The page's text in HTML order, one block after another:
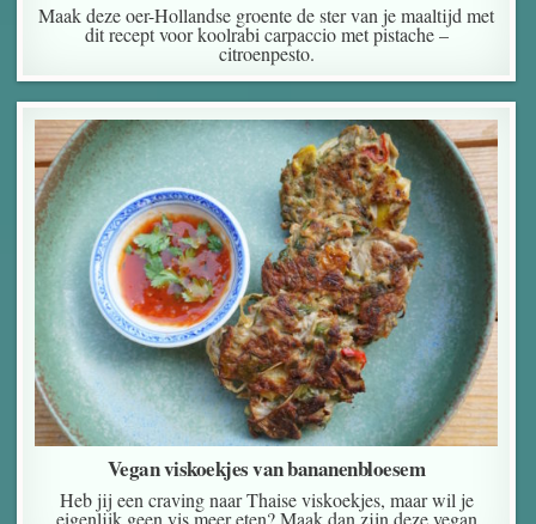
Maak deze oer-Hollandse groente de ster van je maaltijd met
dit recept voor koolrabi carpaccio met pistache –
citroenpesto.
Vegan viskoekjes van bananenbloesem
Heb jij een craving naar Thaise viskoekjes, maar wil je